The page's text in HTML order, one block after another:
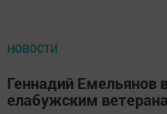
НОВОСТИ
Геннадий Емельянов
елабужским